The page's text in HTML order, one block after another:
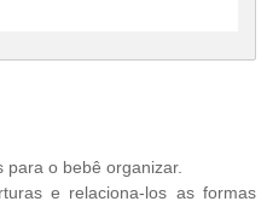
para o bebê organizar.
e relaciona-los as formas